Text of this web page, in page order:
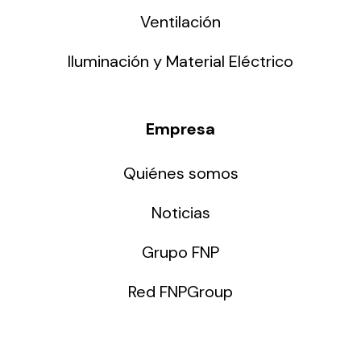
Ventilación
Iluminación y Material Eléctrico
Empresa
Quiénes somos
Noticias
Grupo FNP
Red FNPGroup